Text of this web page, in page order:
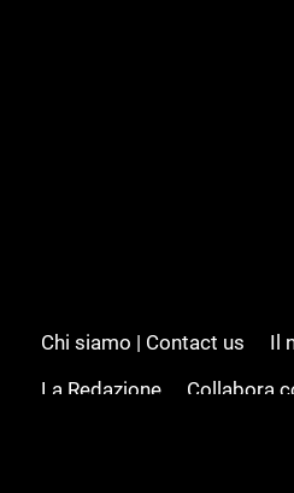
Chi siamo | Contact us
Il
La Redazione
Collabora